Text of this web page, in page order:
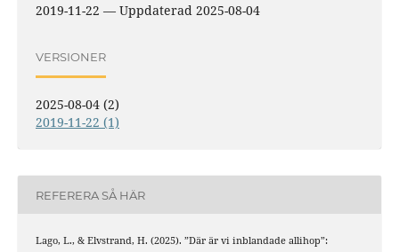
2019-11-22 — Uppdaterad 2025-08-04
VERSIONER
2025-08-04 (2)
2019-11-22 (1)
REFERERA SÅ HÄR
Lago, L., & Elvstrand, H. (2025). ”Där är vi inblandade allihop”: